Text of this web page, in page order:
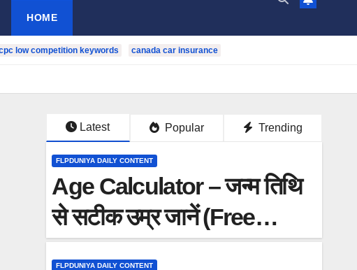
HOME
low competition keywords canada car insurance
Latest Popular Trending
FLPDUNIYA DAILY CONTENT
Age Calculator – जन्म तिथि
से सटीक उम्र जानें (Free
Online Tool)
FLPDUNIYA DAILY CONTENT